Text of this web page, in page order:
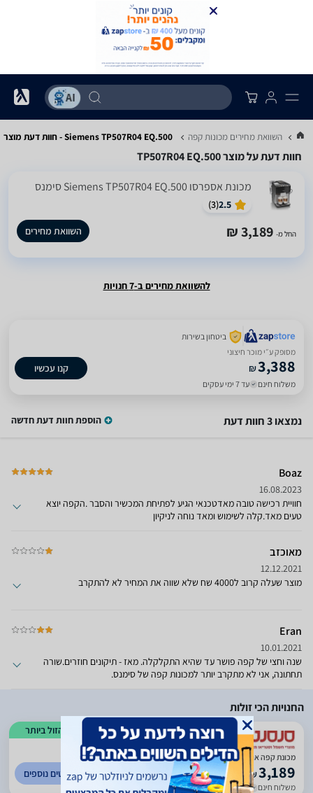
... השוואת מחירים מכונות קפה Siemens TP507R04 EQ.500 - חוות דעת מוצר
חוות דעת על מוצר TP507R04 EQ.500
‏מכונת אספרסו Siemens TP507R04 EQ.500 סימנס
2.5
(
3
)
החל מ- 3,189 ₪ השוואת מחירים
להשוואת מחירים ב-7 חנויות
ביטחון בשירות
מסופק ע״י מוכר חיצוני
₪3,388
משלוח חינם עד 7 ימי עסקים
קנו עכשיו
נמצאו 3 חוות דעת הוספת חוות דעת חדשה
Boaz
16.08.2023
חוויית רכישה טובה מאדטכנאי הגיע לפתיחת המכשיר והסבר .הקפה יוצא
טעים מאד.קלה לשימוש ומאד נוחה לניקיון
מאוכזב
12.12.2021
מוצר שעלה קרוב ל4000 שח שלא שווה את המחיר לא להתקרב
Eran
10.01.2021
שנה וחצי של קפה פושר עד שהיא התקלקלה. מאז - תיקונים חוזרים.שורה
תחתונה, אני לא מתקרב יותר למכונות קפה של סימנס.
החנויות הכי זולות
הזול ביותר
5
(
424
)
מכונת קפה אוטומטית SIEMENS סימנס דגם TP507R04 יבואן רשמי**
₪3,189
משלוח חינם עד 7 ימי עסקים
לפרטים נוספים